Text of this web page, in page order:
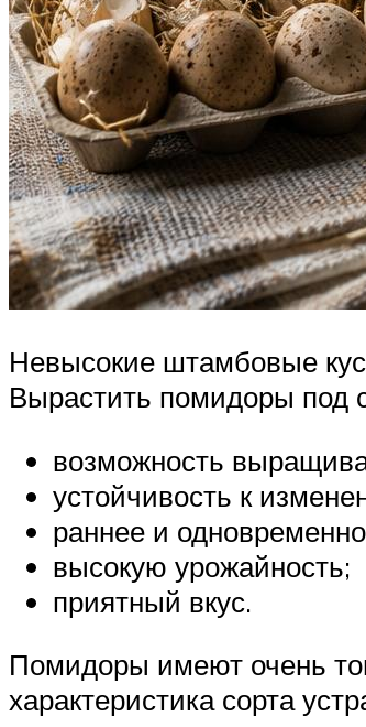
Невысокие штамбовые
Вырастить помидоры под
возможность
устойчивость к
раннее и
высокую урожайность;
приятный вкус.
Помидоры имеют очень
характеристика сорта